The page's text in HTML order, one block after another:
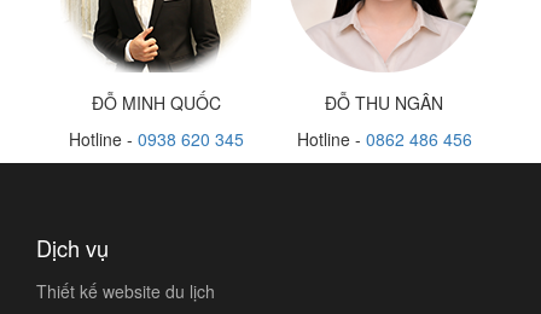
ĐỖ MINH QUỐC
Hotline - 0938 620 345
ĐỖ THU NGÂN
Hotline - 0862 486 456
Dịch vụ
Thiết kế website du lịch